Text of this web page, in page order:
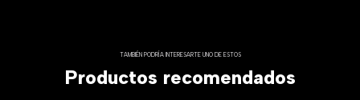
TAMBIÉN PODRÍA INTERESARTE UNO DE ESTOS
Productos recomendados